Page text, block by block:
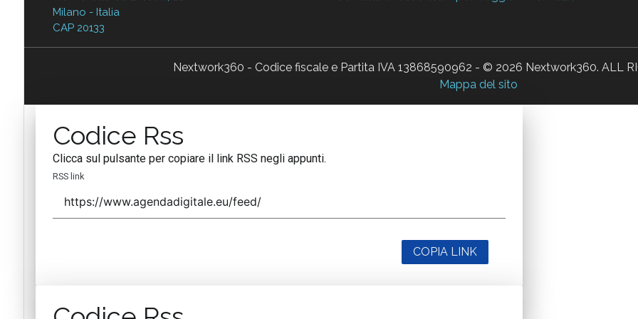
Milano - Italia
CAP 20133
Nextwork360 - Codice fiscale e Partita IVA 13868590962 - © 2026 Nextwork360. ALL
Mappa del sito
Codice Rss
Clicca sul pulsante per copiare il link RSS negli appunti.
RSS link
COPIA LINK